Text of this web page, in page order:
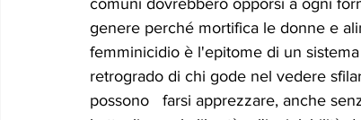
comuni dovrebbero opporsi a ogni
genere perché mortifica le donne e
femminicidio è l'epitome di un
retrogrado di chi gode nel vedere
possono   farsi apprezzare, anche